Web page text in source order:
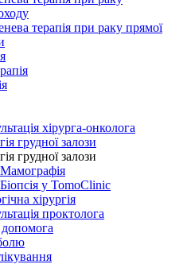
терапія при раку прямої
хірурга-онколога
грудної залози
грудної залози
Мамографія
Біопсія у TomoClinic
хірургія
проктолога